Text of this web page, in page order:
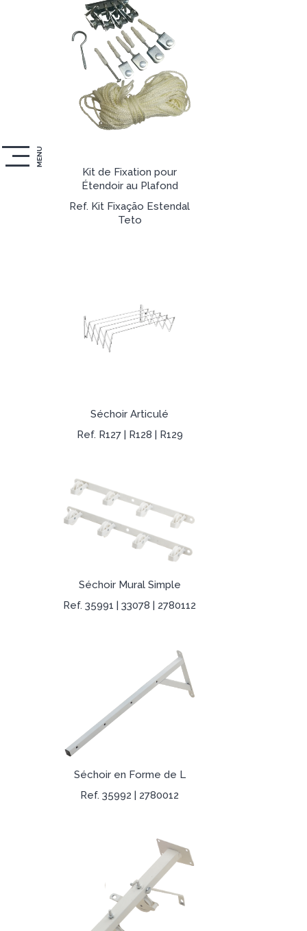
MENU
Kit de Fixation pour
Étendoir au Plafond
Ref. Kit Fixação Estendal
Teto
Séchoir Articulé
Ref. R127 | R128 | R129
Séchoir Mural Simple
Ref. 35991 | 33078 | 2780112
Séchoir en Forme de L
Ref. 35992 | 2780012